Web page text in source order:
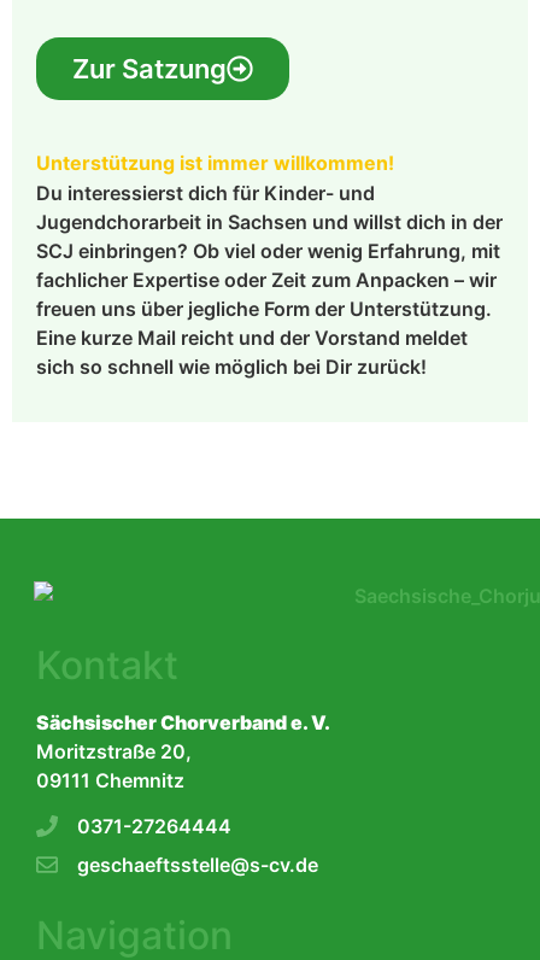
Zur Satzung
Unterstützung ist immer willkommen!
Du interessierst dich für Kinder- und
Jugendchorarbeit in Sachsen und willst dich in der
SCJ einbringen? Ob viel oder wenig Erfahrung, mit
fachlicher Expertise oder Zeit zum Anpacken – wir
freuen uns über jegliche Form der Unterstützung.
Eine kurze Mail reicht und der Vorstand meldet
sich so schnell wie möglich bei Dir zurück!
Kontakt
Sächsischer Chorverband e. V.
Moritzstraße 20,
09111 Chemnitz
0371-27264444
geschaeftsstelle@s-cv.de
Navigation